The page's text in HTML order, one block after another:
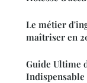
Le métier
maîtriser en
Guide Ultime